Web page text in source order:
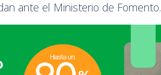
ante el Ministerio de Fomento.